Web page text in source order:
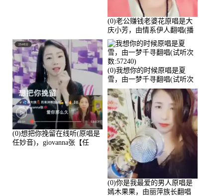
(0)老公赚钱老婆花原唱是大
庆小芳，由情系伊人翻唱(播
放:72036)
(0)想把你挽留在线听(原唱是
任妙音)，giovanna张【任
(0)我想你的时候原唱是夏
雪，由一梦千寻翻唱(试听次
数:57240)
(0)你是我最爱的男人原唱是
嫣木果果，由丽萍族长翻唱